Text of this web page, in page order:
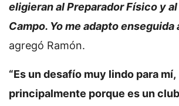
eligieran al Preparador Físico y
Campo. Yo me adapto enseguida
agregó Ramón.
“Es un desafío muy lindo para mí,
principalmente porque es un